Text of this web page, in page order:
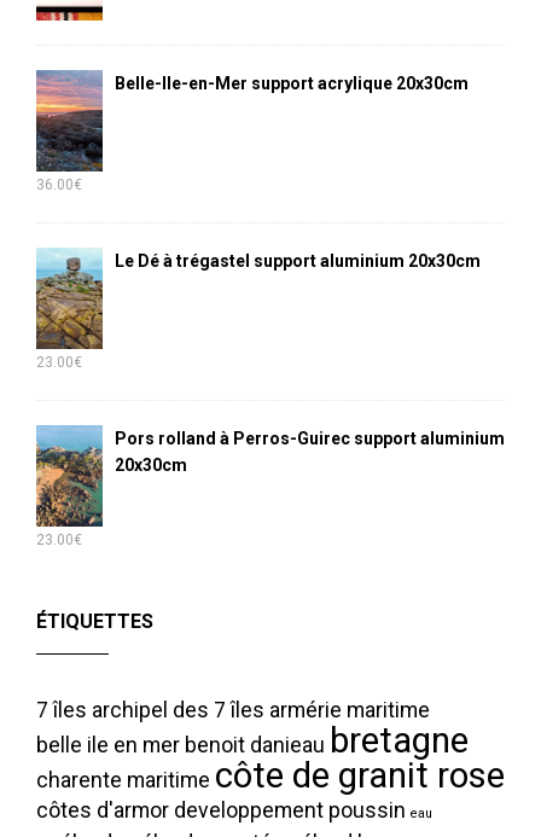
Belle-Ile-en-Mer support acrylique 20x30cm
36.00€
Le Dé à trégastel support aluminium 20x30cm
23.00€
Pors rolland à Perros-Guirec support aluminium
20x30cm
23.00€
ÉTIQUETTES
7 îles archipel des 7 îles armérie maritime
belle ile en mer benoit danieau bretagne
charente maritime côte de granit rose
côtes d'armor developpement poussin eau